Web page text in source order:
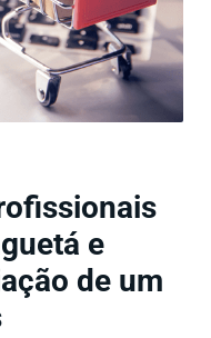
e
de um